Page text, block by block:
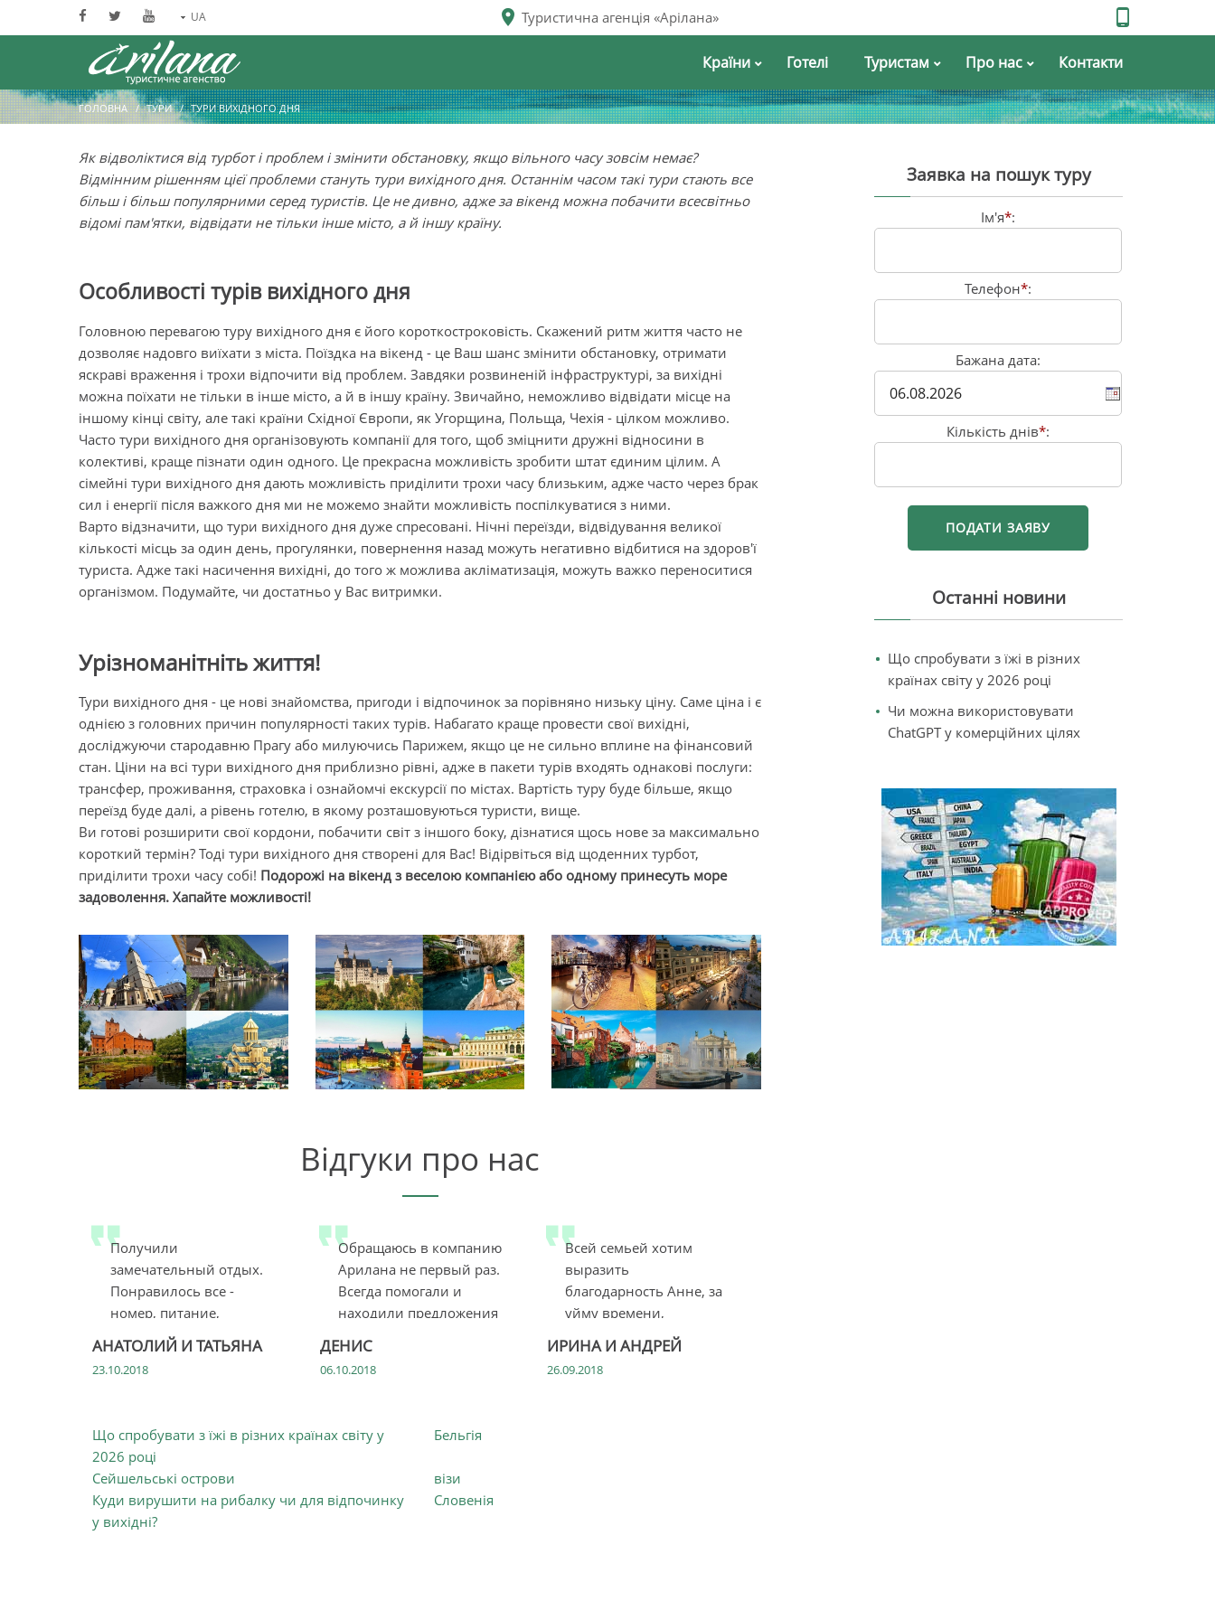
UA Туристична агенція «Арілана»
Країни Готелі Туристам Про нас Контакти
ГОЛОВНА ТУРИ ТУРИ ВИХІДНОГО ДНЯ
Як відволіктися від турбот і проблем і змінити обстановку, якщо вільного часу зовсім немає?
Відмінним рішенням цієї проблеми стануть тури вихідного дня. Останнім часом такі тури стають все
більш і більш популярними серед туристів. Це не дивно, адже за вікенд можна побачити всесвітньо
відомі пам'ятки, відвідати не тільки інше місто, а й іншу країну.
Особливості турів вихідного дня
Головною перевагою туру вихідного дня є його короткостроковість. Скажений ритм життя часто не
дозволяє надовго виїхати з міста. Поїздка на вікенд - це Ваш шанс змінити обстановку, отримати
яскраві враження і трохи відпочити від проблем. Завдяки розвиненій інфраструктурі, за вихідні
можна поїхати не тільки в інше місто, а й в іншу країну. Звичайно, неможливо відвідати місце на
іншому кінці світу, але такі країни Східної Європи, як Угорщина, Польща, Чехія - цілком можливо.
Часто тури вихідного дня організовують компанії для того, щоб зміцнити дружні відносини в
колективі, краще пізнати один одного. Це прекрасна можливість зробити штат єдиним цілим. А
сімейні тури вихідного дня дають можливість приділити трохи часу близьким, адже часто через брак
сил і енергії після важкого дня ми не можемо знайти можливість поспілкуватися з ними.
Варто відзначити, що тури вихідного дня дуже спресовані. Нічні переїзди, відвідування великої
кількості місць за один день, прогулянки, повернення назад можуть негативно відбитися на здоров'ї
туриста. Адже такі насичення вихідні, до того ж можлива акліматизація, можуть важко переноситися
організмом. Подумайте, чи достатньо у Вас витримки.
Урізноманітніть життя!
Тури вихідного дня - це нові знайомства, пригоди і відпочинок за порівняно низьку ціну. Саме ціна і є
однією з головних причин популярності таких турів. Набагато краще провести свої вихідні,
досліджуючи стародавню Прагу або милуючись Парижем, якщо це не сильно вплине на фінансовий
стан. Ціни на всі тури вихідного дня приблизно рівні, адже в пакети турів входять однакові послуги:
трансфер, проживання, страховка і ознайомчі екскурсії по містах. Вартість туру буде більше, якщо
переїзд буде далі, а рівень готелю, в якому розташовуються туристи, вище.
Ви готові розширити свої кордони, побачити світ з іншого боку, дізнатися щось нове за максимально
короткий термін? Тоді тури вихідного дня створені для Вас! Відірвіться від щоденних турбот,
приділити трохи часу собі! Подорожі на вікенд з веселою компанією або одному принесуть море
задоволення. Хапайте можливості!
Відгуки про нас
Получили
замечательный отдых.
Понравилось все -
номер, питание,
обслуживание, море,
тер...
АНАТОЛИЙ И ТАТЬЯНА
23.10.2018
Обращаюсь в компанию
Арилана не первый раз.
Всегда помогали и
находили предложения
ДЕНИС
06.10.2018
Всей семьей хотим
выразить
благодарность Анне, за
уйму времени,
уделенное нам, за
отзыв...
ИРИНА И АНДРЕЙ
26.09.2018
Що спробувати з їжі в різних країнах світу у
2026 році
Бельгія
Сейшельські острови
візи
Куди вирушити на рибалку чи для відпочинку
у вихідні?
Словенія
Заявка на пошук туру
Ім'я*:
Телефон*:
Бажана дата:
Кількість днів*:
Останні новини
Що спробувати з їжі в різних
країнах світу у 2026 році
Чи можна використовувати
ChatGPT у комерційних цілях